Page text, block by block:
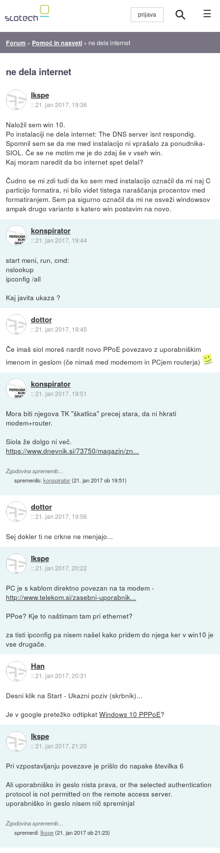
☰
Forum » Pomoč in nasveti » ne dela internet
ne dela internet
Ikspe
::21. jan 2017, 19:36
Naložil sem win 10.
Po instalaciji ne dela internet: The DNS server isnt respondig.
Spomnil sem se da me med instalacijo ni vprašalo za ponudnika-
SIOL. Če se ne motim me je do zdaj še v vseh win.
Kaj moram naredit da bo internet spet delal?
Čudno se mi zdi tudi da ko sem med instalacijo označil da mi naj C
particijo formatira, ni bilo videt tistega naraščanja procentov med
formatiranjem. Sem pa sigurno označil da mi ne osveži windowsov
ampak drugo varianto s katero win postavim na novo.
konspirator
::21. jan 2017, 19:44
start meni, run, cmd:
nslookup
ipconfig /all
Kaj javita ukaza ?
dottor
::21. jan 2017, 19:45
Če imaš siol moreš nardit novo PPoE povezavo z uporabniškim
imenom in geslom (če nimaš med modemom in PCjem routerja)
konspirator
::21. jan 2017, 19:51
Mora biti njegova TK "škatlica" precej stara, da ni hkrati
modem+router.
Siola že dolgo ni več.
https://www.dnevnik.si/73750/magazin/zn...
Zgodovina sprememb…
spremenilo:konspirator(21. jan 2017 ob 19:51)
dottor
::21. jan 2017, 19:56
Sej dokler ti ne crkne ne menjajo...
Ikspe
::21. jan 2017, 20:22
PC je s kablom direktno povezan na ta modem -
http://www.telekom.si/zasebni-uporabnik...
PPoe? Kje to naštimam tam pri ethernet?
za tisti ipconfig pa nisem našel kako pridem do njega ker v win10 je
vse drugače.
Han
::21. jan 2017, 20:31
Desni klik na Start - Ukazni poziv (skrbnik)...
Je v google pretežko odtipkatWindows 10 PPPoE?
Ikspe
::21. jan 2017, 21:20
Pri vzpostavljanju povezave je prišlo do napake številka 6
Ali uporabniško in geslo nista prava, or the selected authentication
protocol is not permitted on the remote access server.
uporabniško in geslo nisem nič spreminjal
Zgodovina sprememb…
spremenil: Ikspe(21. jan 2017 ob 21:23)